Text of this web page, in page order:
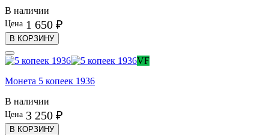
В наличии
Цена 1 650 ₽
В КОРЗИНУ
VF
Монета 5 копеек 1936
В наличии
Цена 3 250 ₽
В КОРЗИНУ